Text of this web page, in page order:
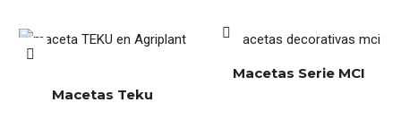
Macetas Teku
Macetas Serie MCI